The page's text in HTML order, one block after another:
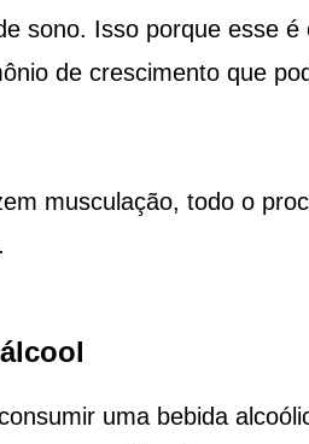
sono. Isso porque esse
de crescimento que
musculação, todo o
uma bebida